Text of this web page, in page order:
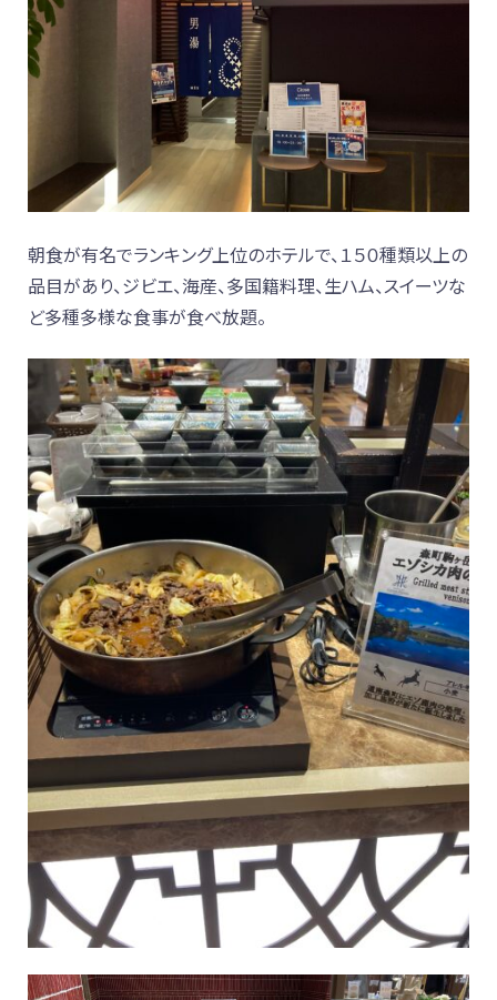
朝食が有名でランキング上位のホテルで、１５０種類以上の
品目があり、ジビエ、海産、多国籍料理、生ハム、スイーツな
ど多種多様な食事が食べ放題。